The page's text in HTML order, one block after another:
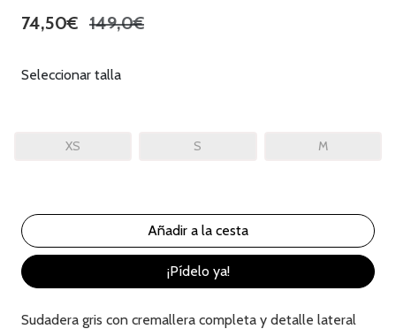
74,50€ 149,0€
Seleccionar talla
XS S M
¡Pídelo ya!
Sudadera gris con cremallera completa y detalle lateral